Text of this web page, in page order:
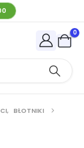
0
, BŁOTNIKI